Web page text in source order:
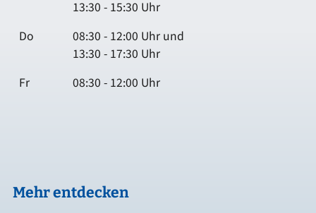
13:30 - 15:30 Uhr
Do
08:30 - 12:00 Uhr und
13:30 - 17:30 Uhr
Fr
08:30 - 12:00 Uhr
Mehr entdecken